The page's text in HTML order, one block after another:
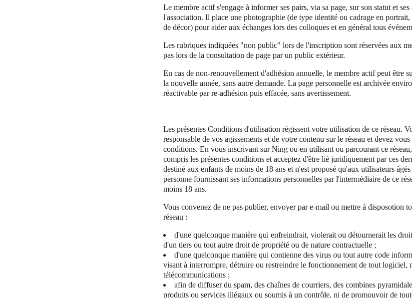
Le membre actif s'engage à informer ses pairs, via sa page, sur son statut et
l'association. Il place une photographie (de type identité ou cadrage en
de décor) pour aider aux échanges lors des colloques et en général tous
Les rubriques indiquées "non public" lors de l'inscription sont réservées aux
pas lors de la consultation de page par un public extérieur.
En cas de non-renouvellement d'adhésion annuelle, le membre actif peut être
la nouvelle année, sans autre demande. La page personnelle est archivée
réactivable par re-adhésion puis effacée, sans avertissement.
Les présentes Conditions d'utilisation régissent votre utilisation de ce réseau.
responsable de vos agissements et de votre contenu sur le réseau et devez
conditions. En vous inscrivant sur Ning ou en utilisant ou parcourant ce
compris les présentes conditions et acceptez d'être lié juridiquement par ces
destiné aux enfants de moins de 18 ans et n'est proposé qu'aux utilisateurs
personne fournissant ses informations personnelles par l'intermédiaire de ce
moins 18 ans.
Vous convenez de ne pas publier, envoyer par e-mail ou mettre à disposotion
réseau :
d'une quelconque manière qui enfreindrait, violerait ou détournerait les
d'un tiers ou tout autre droit de propriété ou de nature contractuelle ;
d'une quelconque manière qui contienne des virus ou tout autre code
visant à interrompre, détruire ou restreindre le fonctionnement de tout logiciel,
télécommunications ;
afin de diffuser du spam, des chaînes de courriers, des combines
produits ou services illégaux ou soumis à un contrôle, ni de promouvoir de